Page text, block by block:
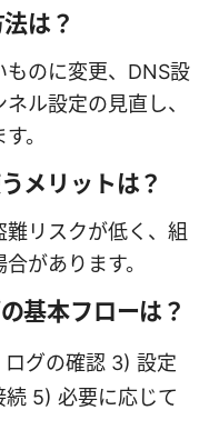
は？
ものに変更、DNS設
ル設定の見直し、
。
メリットは？
リスクが低く、組
があります。
基本フローは？
グの確認 3) 設定
5) 必要に応じて